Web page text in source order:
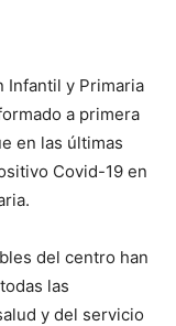
Infantil y Primaria
a primera
en las últimas
Covid-19 en
del centro han
las
y del servicio